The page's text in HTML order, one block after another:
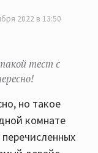
2022 в 13:50
тест с
но такое
комнате